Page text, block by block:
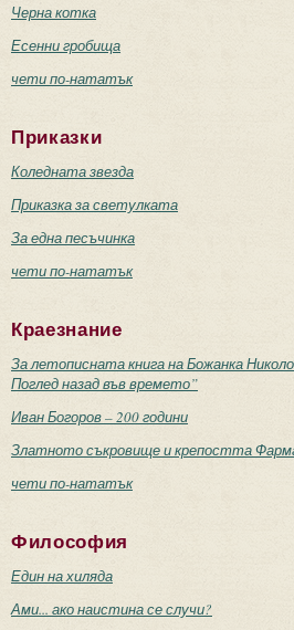
Черна котка
Есенни гробища
чети по-нататък
Приказки
Коледната звезда
Приказка за светулката
За една песъчинка
чети по-нататък
Краезнание
За летописната книга на Божанка
Поглед назад във времето”
Иван Богоров – 200 години
Златното съкровище и крепостта
чети по-нататък
Философия
Един на хиляда
Ами... ако наистина се случи?